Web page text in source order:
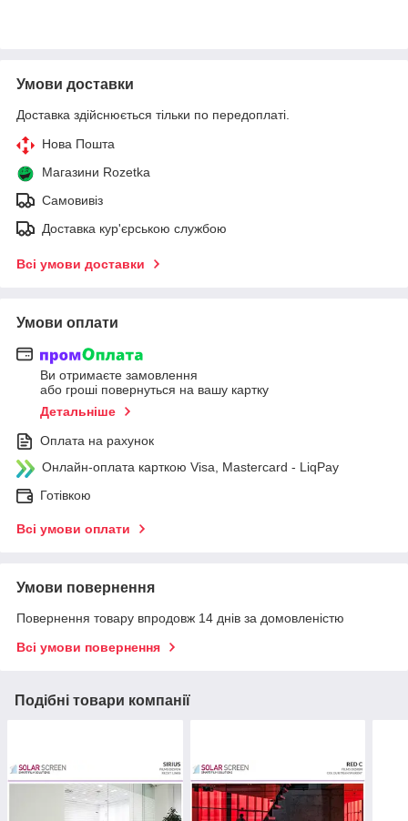
Умови доставки
Доставка здійснюється тільки по передоплаті.
Нова Пошта
Магазини Rozetka
Самовивіз
Доставка кур'єрською службою
Всі умови доставки
Умови оплати
Ви отримаєте замовлення
або гроші повернуться на вашу картку
Детальніше
Оплата на рахунок
Онлайн-оплата карткою Visa, Mastercard - LiqPay
Готівкою
Всі умови оплати
Умови повернення
Повернення товару впродовж 14 днів за домовленістю
Всі умови повернення
Подібні товари компанії